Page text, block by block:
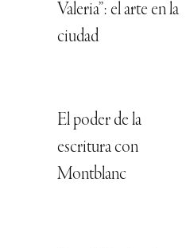
Valeria”: el arte en la
ciudad
El poder de la
escritura con
Montblanc